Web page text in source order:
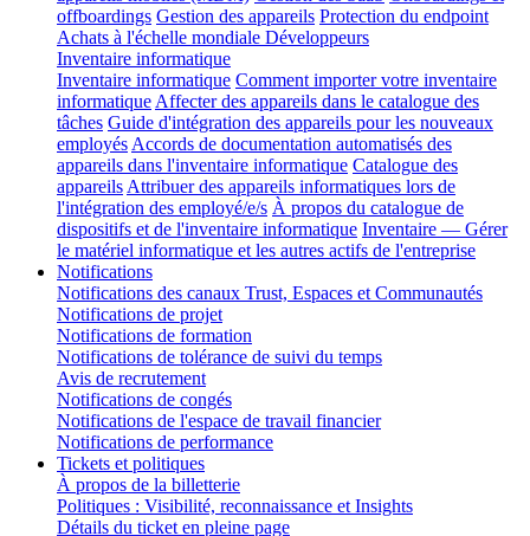
offboardings Gestion des appareils Protection du endpoint
Achats à l'échelle mondiale Développeurs
Inventaire informatique
Inventaire informatique Comment importer votre inventaire
informatique Affecter des appareils dans le catalogue des
tâches Guide d'intégration des appareils pour les nouveaux
employés Accords de documentation automatisés des
appareils dans l'inventaire informatique Catalogue des
appareils Attribuer des appareils informatiques lors de
l'intégration des employé/e/s À propos du catalogue de
dispositifs et de l'inventaire informatique Inventaire — Gérer
le matériel informatique et les autres actifs de l'entreprise
Notifications
Notifications des canaux Trust, Espaces et Communautés
Notifications de projet
Notifications de formation
Notifications de tolérance de suivi du temps
Avis de recrutement
Notifications de congés
Notifications de l'espace de travail financier
Notifications de performance
Tickets et politiques
À propos de la billetterie
Politiques : Visibilité, reconnaissance et Insights
Détails du ticket en pleine page